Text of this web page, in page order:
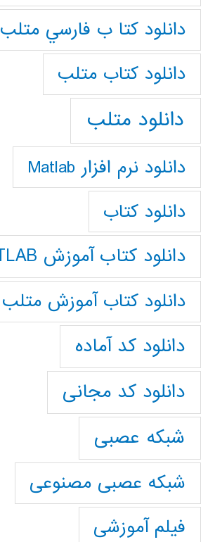
دانلود كتا ب فارسي متلب
دانلود كتاب متلب
دانلود متلب
دانلود نرم افزار Matlab
دانلود کتاب
دانلود کتاب آموزش MATLAB
دانلود کتاب آموزش متلب
دانلود کد آماده
دانلود کد مجانی
شبکه عصبی
شبکه عصبی مصنوعی
فیلم آموزشی